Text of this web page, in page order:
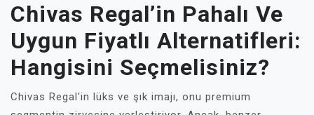
Chivas Regal’in Pahalı Ve
Uygun Fiyatlı Alternatifleri:
Hangisini Seçmelisiniz?
Chivas Regal'in lüks ve şık imajı, onu premium